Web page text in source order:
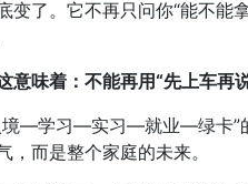
了。它不再只问你“能不能
意味着：不能再用“先上车再
—学习—实习—就业—绿卡”
而是整个家庭的未来。